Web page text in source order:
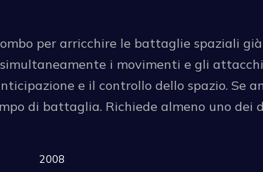
per arricchire le battaglie spaziali
i movimenti e gli
e il controllo dello spazio. Se
di battaglia. Richiede almeno uno dei
2008